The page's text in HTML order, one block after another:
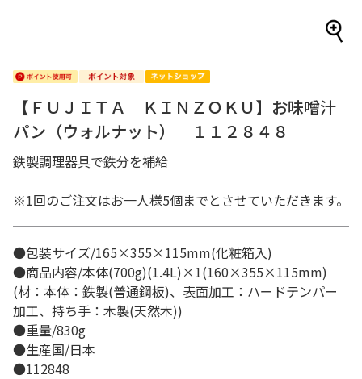
【ＦＵＪＩＴＡ ＫＩＮＺＯＫＵ】お味噌汁
パン（ウォルナット） １１２８４８
鉄製調理器具で鉄分を補給
※1回のご注文はお一人様5個までとさせていただきます。
●包装サイズ/165×355×115mm(化粧箱入)
●商品内容/本体(700g)(1.4L)×1(160×355×115mm)
(材：本体：鉄製(普通鋼板)、表面加工：ハードテンパー
加工、持ち手：木製(天然木))
●重量/830g
●生産国/日本
●112848